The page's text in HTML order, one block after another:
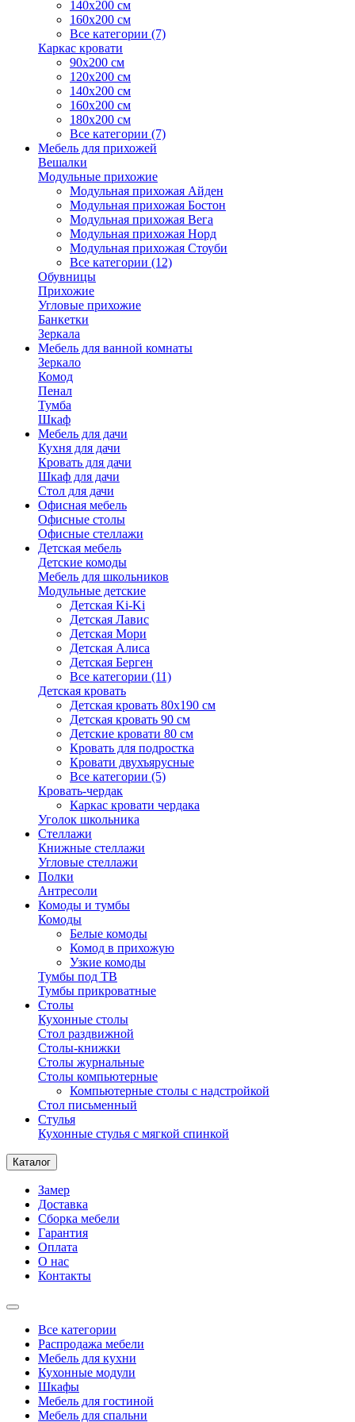
140х200 см
160х200 см
Все категории (7)
Каркас кровати
90х200 см
120х200 см
140х200 см
160х200 см
180х200 см
Все категории (7)
Мебель для прихожей
Вешалки
Модульные прихожие
Модульная прихожая Айден
Модульная прихожая Бостон
Модульная прихожая Вега
Модульная прихожая Норд
Модульная прихожая Стоуби
Все категории (12)
Обувницы
Прихожие
Угловые прихожие
Банкетки
Зеркала
Мебель для ванной комнаты
Зеркало
Комод
Пенал
Тумба
Шкаф
Мебель для дачи
Кухня для дачи
Кровать для дачи
Шкаф для дачи
Стол для дачи
Офисная мебель
Офисные столы
Офисные стеллажи
Детская мебель
Детские комоды
Мебель для школьников
Модульные детские
Детская Ki-Ki
Детская Лавис
Детская Мори
Детская Алиса
Детская Берген
Все категории (11)
Детская кровать
Детская кровать 80х190 см
Детская кровать 90 см
Детские кровати 80 см
Кровать для подростка
Кровати двухъярусные
Все категории (5)
Кровать-чердак
Каркас кровати чердака
Уголок школьника
Стеллажи
Книжные стеллажи
Угловые стеллажи
Полки
Антресоли
Комоды и тумбы
Комоды
Белые комоды
Комод в прихожую
Узкие комоды
Тумбы под ТВ
Тумбы прикроватные
Столы
Кухонные столы
Стол раздвижной
Столы-книжки
Столы журнальные
Столы компьютерные
Компьютерные столы с надстройкой
Стол письменный
Стулья
Кухонные стулья с мягкой спинкой
Каталог
Замер
Доставка
Сборка мебели
Гарантия
Оплата
О нас
Контакты
Все категории
Распродажа мебели
Мебель для кухни
Кухонные модули
Шкафы
Мебель для гостиной
Мебель для спальни